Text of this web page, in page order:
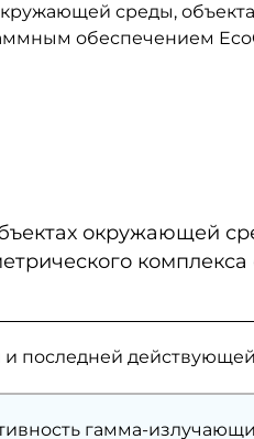
среды,
обеспечением
окружающей
и последней
гамма-